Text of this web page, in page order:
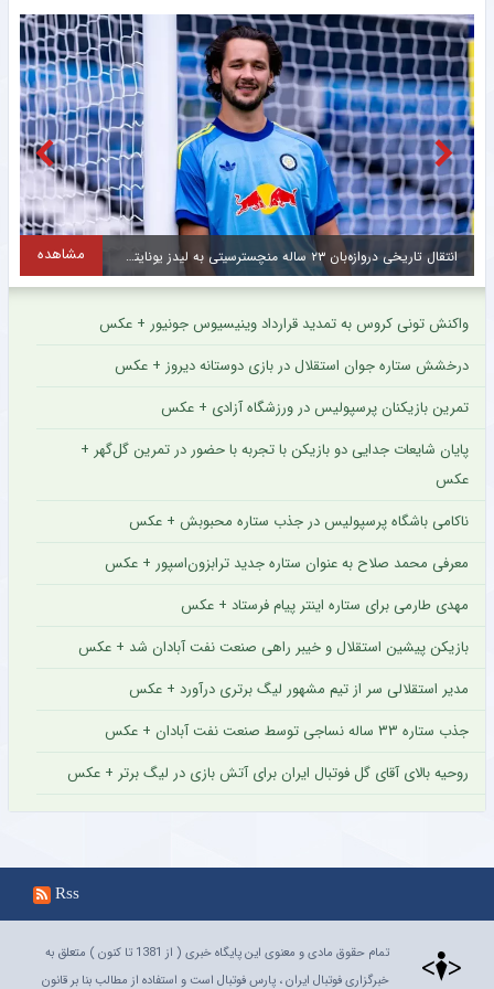
تمدید قرارداد ستاره محبوب برزیلی با رئال مادرید + عکس مشاهده
واکنش تونی کروس به تمدید قرارداد وینیسیوس جونیور + عکس
درخشش ستاره جوان استقلال در بازی دوستانه دیروز + عکس
تمرین بازیکنان پرسپولیس در ورزشگاه آزادی + عکس
پایان شایعات جدایی دو بازیکن با تجربه با حضور در تمرین گل‌گهر +
عکس
ناکامی باشگاه پرسپولیس در جذب ستاره محبوبش + عکس
معرفی محمد صلاح به عنوان ستاره جدید ترابزون‌اسپور + عکس
مهدی طارمی برای ستاره اینتر پیام فرستاد + عکس
بازیکن پیشین استقلال و خیبر راهی صنعت نفت آبادان شد + عکس
مدیر استقلالی سر از تیم مشهور لیگ برتری درآورد + عکس
جذب ستاره ۳۳ ساله نساجی توسط صنعت نفت آبادان + عکس
روحیه بالای آقای گل فوتبال ایران برای آتش بازی در لیگ برتر + عکس
Rss
تمام حقوق مادی و معنوی این پایگاه خبری ( از 1381 تا کنون ) متعلق به
خبرگزاری فوتبال ایران ، پارس فوتبال است و استفاده از مطالب بنا بر قانون